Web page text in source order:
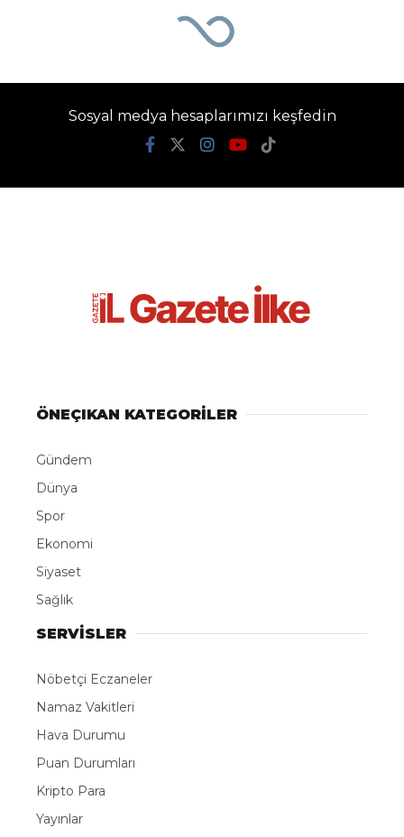
Sosyal medya hesaplarımızı keşfedin
ÖNEÇIKAN KATEGORİLER
Gündem
Dünya
Spor
Ekonomi
Siyaset
Sağlık
SERVİSLER
Nöbetçi Eczaneler
Namaz Vakitleri
Hava Durumu
Puan Durumları
Kripto Para
Yayınlar